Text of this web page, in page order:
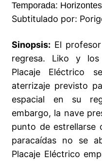
Temporada:
Subtitulado por:
Sinopsis: El
regresa. Liko y los
Placaje Eléctrico
aterrizaje previsto
espacial en su
embargo, la nave
punto de estrellarse
paracaídas no se
Placaje Eléctrico